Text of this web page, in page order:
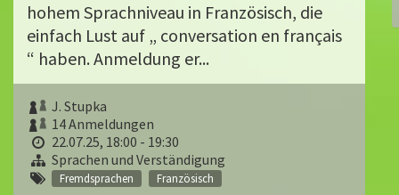
hohem Sprachniveau in Französisch, die
einfach Lust auf „ conversation en français
“ haben. Anmeldung er...
J. Stupka
14 Anmeldungen
22.07.25, 18:00 - 19:30
Sprachen und Verständigung
Fremdsprachen Französisch